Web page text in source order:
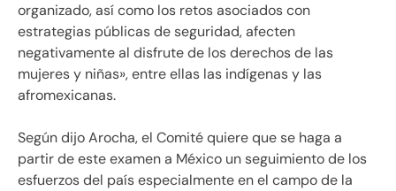
organizado, así como los retos asociados con
estrategias públicas de seguridad, afecten
negativamente al disfrute de los derechos de las
mujeres y niñas», entre ellas las indígenas y las
afromexicanas.
Según dijo Arocha, el Comité quiere que se haga a
partir de este examen a México un seguimiento de los
esfuerzos del país especialmente en el campo de la